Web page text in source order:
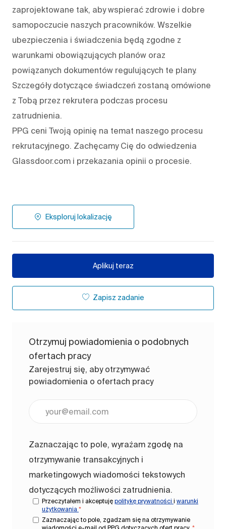
zaprojektowane tak, aby wspierać zdrowie i dobre
samopoczucie naszych pracowników. Wszelkie
ubezpieczenia i świadczenia będą zgodne z
warunkami obowiązujących planów oraz
powiązanych dokumentów regulujących te plany.
Szczegóły dotyczące świadczeń zostaną omówione
z Tobą przez rekrutera podczas procesu
zatrudnienia.
PPG ceni Twoją opinię na temat naszego procesu
rekrutacyjnego. Zachęcamy Cię do odwiedzenia
Glassdoor.com i przekazania opinii o procesie.
Eksploruj lokalizację
Aplikuj teraz
Zapisz zadanie
Otrzymuj powiadomienia o podobnych
ofertach pracy
Zarejestruj się, aby otrzymywać
powiadomienia o ofertach pracy
Zaznaczając to pole, wyrażam zgodę na
otrzymywanie transakcyjnych i
marketingowych wiadomości tekstowych
dotyczących możliwości zatrudnienia.
Przeczytałem i akceptuję politykę prywatności i warunki
użytkowania *
Zaznaczając to pole, zgadzam się na otrzymywanie